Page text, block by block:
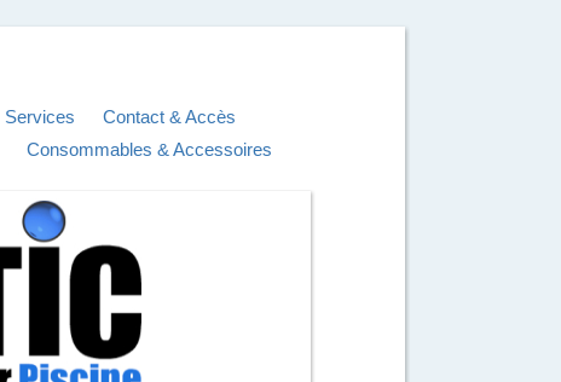
Services
Contact & Accès
Consommables & Accessoires